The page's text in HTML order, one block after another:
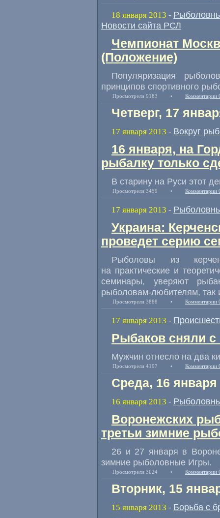
18 января 2013 -
Новости сайта РСЛ
Чемпионат
(Положение)
Популяризация
принципов спортивного
Просмотрели 9183 • Комментарии
Четверг, 17
17 января 2013 - Вокруг
16 января, на
рыбалку только
В старину на Руси этот
Просмотрели 3459 • Комментарии
17 января 2013 -
Украина:
проведет серию
Рыболовы из
на практические и
семинары, уверяют
рыболовам-любителям,
Просмотрели 3888 • Комментарии
17 января 2013 -
Рыбаков сняли
Мужчин отнесло на два
Просмотрели 4197 • Комментарии
Среда, 16 января
16 января 2013 -
Воронежских
третьи зимние
26 и 27 января в
зимние рыболовные Игры.
Просмотрели 3024 • Комментарии
Вторник, 15
15 января 2013 - Борьба с